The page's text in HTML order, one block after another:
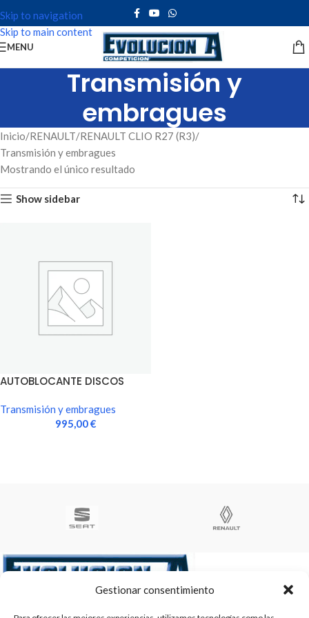
Gestionar consentimiento
Skip to navigation
Skip to main content
MENU
Transmisión y
embragues
Inicio RENAULT RENAULT CLIO R27 (R3)
Transmisión y embragues
Mostrando el único resultado
Show sidebar
AUTOBLOCANTE DISCOS
Transmisión y embragues
995,00€